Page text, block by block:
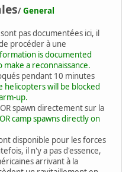
/General
pas documentées ici, il
procéder à une
is documented
a reconnaissance.
pendant 10 minutes
helicopters will be blocked
up.
spawn directement sur la
camp spawns directly on
disponible pour les forces
il n'y a pas d'essence,
arrivant à la